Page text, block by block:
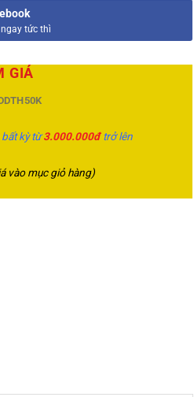
tức thì
GIÁ
kỳ từ3.000.000đ trở lên
vào mục giỏ hàng)